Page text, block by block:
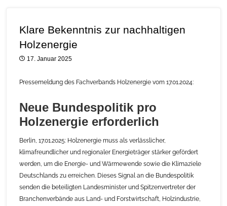
Klare Bekenntnis zur nachhaltigen
Holzenergie
17. Januar 2025
Pressemeldung des Fachverbands Holzenergie vom 17.01.2024:
Neue Bundespolitik pro
Holzenergie erforderlich
Berlin, 17.01.2025: Holzenergie muss als verlässlicher,
klimafreundlicher und regionaler Energieträger stärker gefördert
werden, um die Energie- und Wärmewende sowie die Klimaziele
Deutschlands zu erreichen. Dieses Signal an die Bundespolitik
senden die beteiligten Landesminister und Spitzenvertreter der
Branchenverbände aus Land- und Forstwirtschaft, Holzindustrie,